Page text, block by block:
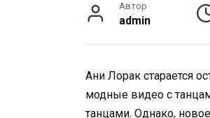
Автор
admin
Ани Лорак старается
модные видео с
танцами. Однако,